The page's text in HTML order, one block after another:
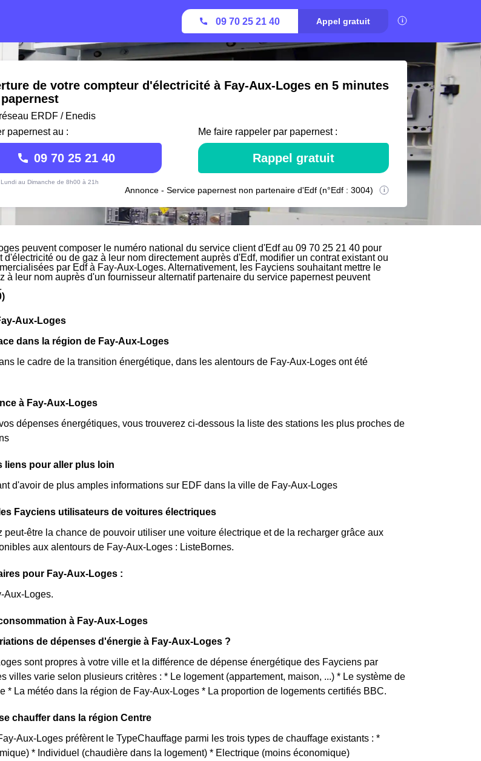
09 70 25 21 40 Appel gratuit
de votre compteur d'électricité à Fay-Aux-Loges en 5 minutes
ERDF / Enedis
papernest au :
09 70 25 21 40
au Dimanche de 8h00 à 21h
Me faire rappeler par papernest :
Rappel gratuit
Annonce - Service papernest non partenaire d'Edf (n°Edf : 3004)
peuvent composer le numéro national du service client d'Edf au 09 70 25 21 40 pour
d'électricité ou de gaz à leur nom directement auprès d'Edf, modifier un contrat existant ou
par Edf à Fay-Aux-Loges. Alternativement, les Fayciens souhaitant mettre le
à leur nom auprès d'un fournisseur alternatif partenaire du service papernest peuvent
Aux-Loges
dans la région de Fay-Aux-Loges
le cadre de la transition énergétique, dans les alentours de Fay-Aux-Loges ont été
à Fay-Aux-Loges
dépenses énergétiques, vous trouverez ci-dessous la liste des stations les plus proches de
liens pour aller plus loin
d'avoir de plus amples informations sur EDF dans la ville de Fay-Aux-Loges
Fayciens utilisateurs de voitures électriques
peut-être la chance de pouvoir utiliser une voiture électrique et de la recharger grâce aux
aux alentours de Fay-Aux-Loges : ListeBornes.
pour Fay-Aux-Loges :
Aux-Loges.
à Fay-Aux-Loges
de dépenses d'énergie à Fay-Aux-Loges ?
sont propres à votre ville et la différence de dépense énergétique des Fayciens par
villes varie selon plusieurs critères : * Le logement (appartement, maison, ...) * Le système de
* La météo dans la région de Fay-Aux-Loges * La proportion de logements certifiés BBC.
chauffer dans la région Centre
Aux-Loges préfèrent le TypeChauffage parmi les trois types de chauffage existants : *
* Individuel (chaudière dans la logement) * Electrique (moins économique)